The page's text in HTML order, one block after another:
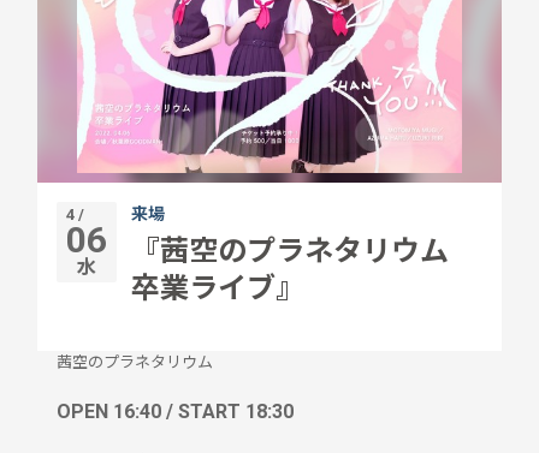
4 /
06
水
来場
『茜空のプラネタリウム
卒業ライブ』
茜空のプラネタリウム
OPEN 16:40 / START 18:30